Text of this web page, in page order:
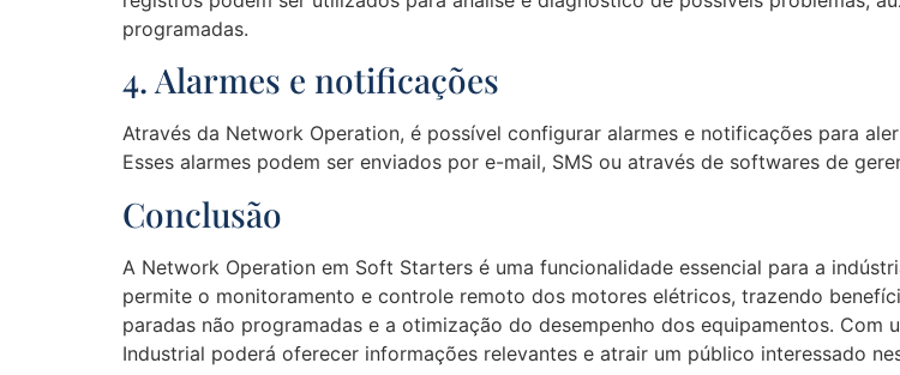
programadas.
4. Alarmes e notificações
Através da Network Operation, é possível configurar alarmes e notificações para
Esses alarmes podem ser enviados por e-mail, SMS ou através de softwares de
Conclusão
A Network Operation em Soft Starters é uma funcionalidade essencial para a
permite o monitoramento e controle remoto dos motores elétricos, trazendo
paradas não programadas e a otimização do desempenho dos equipamentos. Com
Industrial poderá oferecer informações relevantes e atrair um público interessado